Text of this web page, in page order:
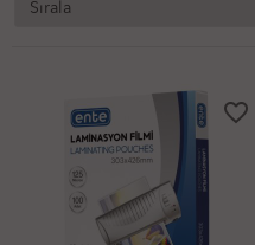
favorite_border